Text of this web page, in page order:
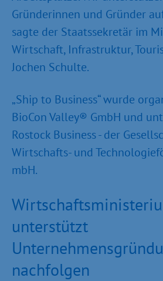
Gründerinnen und Gründer
sagte der Staatssekretär im
Wirtschaft, Infrastruktur,
Jochen Schulte.
„Ship to Business“ wurde
BioCon Valley® GmbH und
Rostock Business - der
Wirtschafts- und
mbH.
unterstützt
nachfolgen